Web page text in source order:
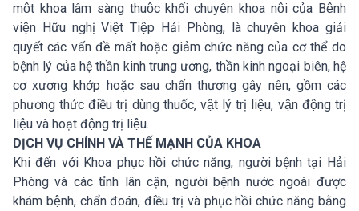
một khoa lâm sàng thuộc khối chuyên khoa nội của Bệnh
viện Hữu nghị Việt Tiệp Hải Phòng, là chuyên khoa giải
quyết các vấn đề mất hoặc giảm chức năng của cơ thể do
bệnh lý của hệ thần kinh trung ương, thần kinh ngoại biên, hệ
cơ xương khớp hoặc sau chấn thương gây nên, gồm các
phương thức điều trị dùng thuốc, vật lý trị liệu, vận động trị
liệu và hoạt động trị liệu.
DỊCH VỤ CHÍNH VÀ THẾ MẠNH CỦA KHOA
Khi đến với Khoa phục hồi chức năng, người bệnh tại Hải
Phòng và các tỉnh lân cận, người bệnh nước ngoài được
khám bệnh, chẩn đoán, điều trị và phục hồi chức năng bằng